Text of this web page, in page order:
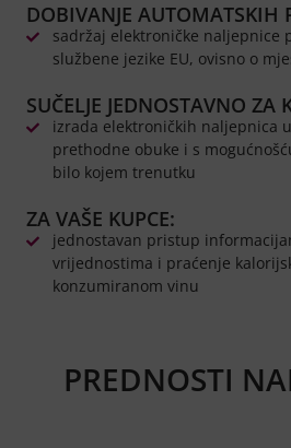
DOBIVANJE AUTOMATSKIH
sadržaj elektroničke naljepnice
službene jezike EU, ovisno o
SUČELJE JEDNOSTAVNO ZA
izrada elektroničkih naljepnica
prethodne obuke i s
bilo kojem trenutku
ZA VAŠE KUPCE:
jednostavan pristup
vrijednostima i praćenje
konzumiranom vinu
PREDNOSTI